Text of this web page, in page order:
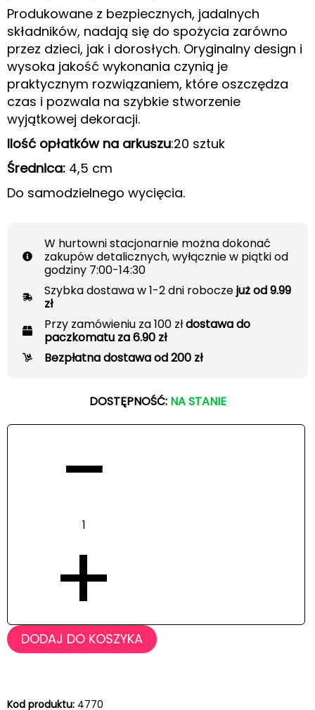
Produkowane z bezpiecznych, jadalnych
składników, nadają się do spożycia zarówno
przez dzieci, jak i dorosłych. Oryginalny design i
wysoka jakość wykonania czynią je
praktycznym rozwiązaniem, które oszczędza
czas i pozwala na szybkie stworzenie
wyjątkowej dekoracji.
Ilość opłatków na arkuszu:20 sztuk
Średnica: 4,5 cm
Do samodzielnego wycięcia.
W hurtowni stacjonarnie można dokonać
zakupów detalicznych, wyłącznie w piątki od
godziny 7:00-14:30
Szybka dostawa w 1-2 dni roboczejuż od 9.99
zł
Przy zamówieniu za 100 złdostawa do
paczkomatu za 6.90 zł
Bezpłatna dostawa od 200 zł
DOSTĘPNOŚĆ: NA STANIE
−
+
DODAJ DO KOSZYKA
Kod produktu: 4770